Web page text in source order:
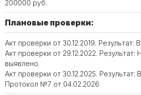
200000 руб.
Плановые проверки:
Акт проверки от 30.12.2019.
Акт проверки от 29.12.2022. Результат:
выявлено.
Акт проверки от 30.12.2025.
Протокол №7 от 04.02.2026